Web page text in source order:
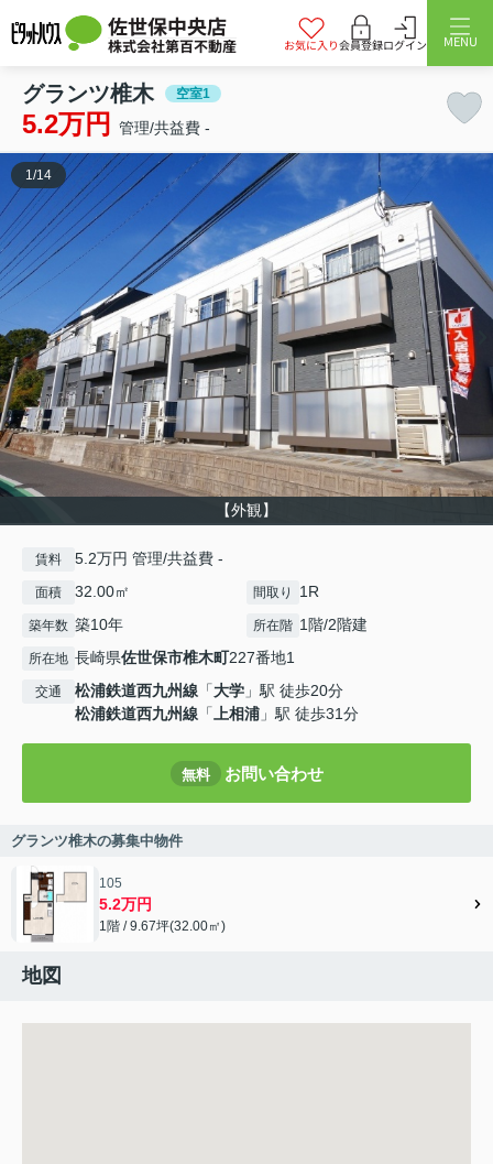
佐世保中央店
株式会社第百不動産 お気に入り会員登録ログイン MENU
グランツ椎木 空室1
5.2万円 管理/共益費 -
【外観】
1 /14
賃料 5.2万円 管理/共益費 -
面積 32.00㎡ 間取り 1R
築年数 築10年 所在階 1階/2階建
所在地 長崎県佐世保市椎木町227番地1
交通 松浦鉄道西九州線 「大学 」駅 徒歩20分
松浦鉄道西九州線 「 上相浦 」駅 徒歩31分
無料 お問い合わせ
グランツ椎木の募集中物件
105
5.2万円
1階 / 9.67坪(32.00㎡)
地図